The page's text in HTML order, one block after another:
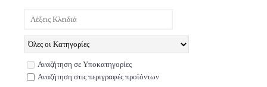
Αναζήτηση σε Υποκατηγορίες
Αναζήτηση στις περιγραφές προϊόντων